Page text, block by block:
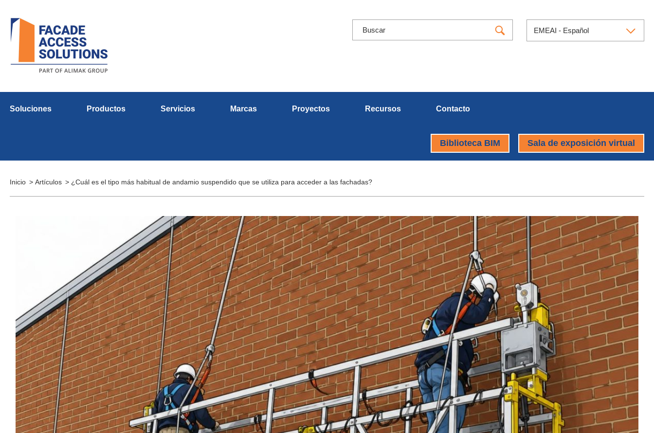
EMEAI - Español
Soluciones Productos Servicios Marcas Proyectos Recursos Contacto
Biblioteca BIM Sala de exposición virtual
Inicio Artículos ¿Cuál es el tipo más habitual de andamio suspendido que se utiliza para acceder a las fachadas?